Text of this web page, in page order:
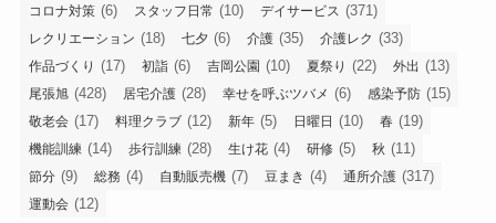
コロナ対策 (6) スタッフ日常 (10) デイサービス (371)
レクリエーション (18) 七夕 (6) 介護 (35) 介護レク (33)
作品づくり (17) 初詣 (6) 吉岡公園 (10) 夏祭り (22) 外出 (13)
尾張旭 (428) 居宅介護 (28) 幸せを呼ぶツバメ (6) 感染予防 (15)
敬老会 (17) 料理クラブ (12) 新年 (5) 日曜日 (10) 春 (19)
機能訓練 (14) 歩行訓練 (28) 生け花 (4) 研修 (5) 秋 (11)
節分 (9) 総務 (4) 自動販売機 (7) 豆まき (4) 通所介護 (317)
運動会 (12)